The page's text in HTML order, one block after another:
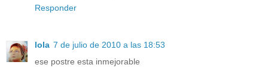
Responder
lola 7 de julio de 2010 a las 18:53
ese postre esta inmejorable